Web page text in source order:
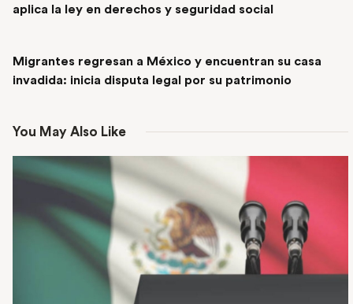
aplica la ley en derechos y seguridad social
Migrantes regresan a México y encuentran su casa
invadida: inicia disputa legal por su patrimonio
You May Also Like